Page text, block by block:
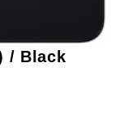
/ Black